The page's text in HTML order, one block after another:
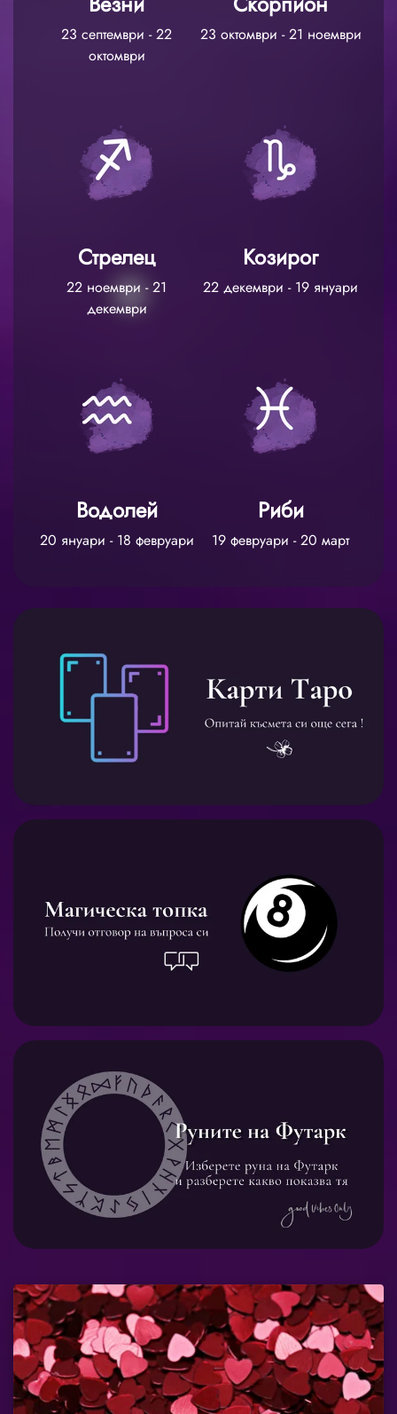
23 септември - 22
октомври
23 октомври - 21 ноември
Стрелец
22 ноември - 21
декември
Козирог
22 декември - 19 януари
Водолей
20 януари - 18 февруари
Риби
19 февруари - 20 март